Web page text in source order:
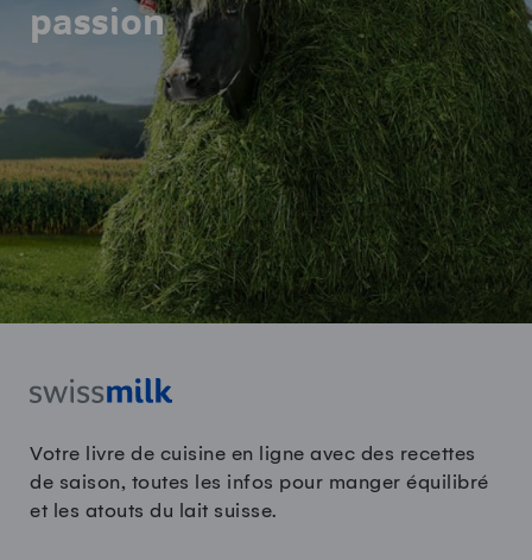
passion
Votre livre de cuisine en ligne avec des recettes
de saison, toutes les infos pour manger équilibré
et les atouts du lait suisse.